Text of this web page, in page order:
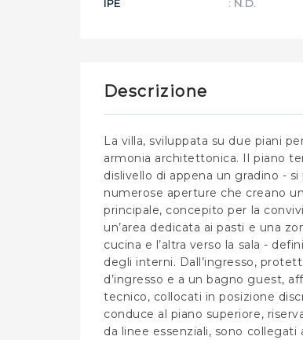
IPE : N.D.
Descrizione
La villa, sviluppata su due piani
armonia architettonica. Il piano
dislivello di appena un gradino -
numerose aperture che creano
principale, concepito per la
un’area dedicata ai pasti e una
cucina e l’altra verso la sala -
degli interni. Dall’ingresso,
d’ingresso e a un bagno guest,
tecnico, collocati in posizione
conduce al piano superiore,
da linee essenziali, sono